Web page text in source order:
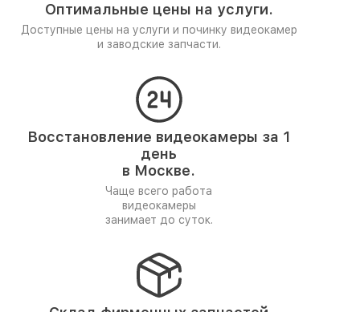
Оптимальные цены на услуги.
Доступные цены на услуги и починку видеокамер
и заводские запчасти.
Восстановление видеокамеры за 1
день
в Москве.
Чаще всего работа
видеокамеры
занимает до суток.